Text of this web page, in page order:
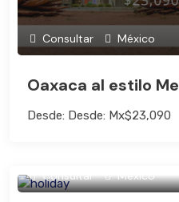
Consultar México
Oaxaca al estilo
Desde: Desde: Mx$23,090
Consultar México